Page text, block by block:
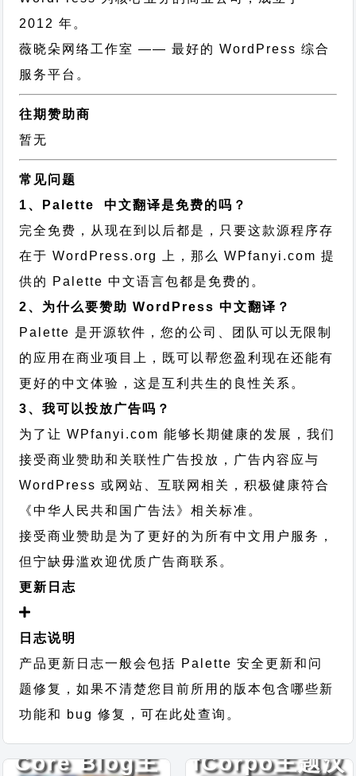
2012 年。
薇晓朵网络工作室 —— 最好的 WordPress 综合
服务平台。
往期赞助商
暂无
常见问题
1、Palette 中文翻译是免费的吗？
完全免费，从现在到以后都是，只要这款源程序存
在于 WordPress.org 上，那么 WPfanyi.com 提
供的 Palette 中文语言包都是免费的。
2、为什么要赞助 WordPress 中文翻译？
Palette 是开源软件，您的公司、团队可以无限制
的应用在商业项目上，既可以帮您盈利现在还能有
更好的中文体验，这是互利共生的良性关系。
3、我可以投放广告吗？
为了让 WPfanyi.com 能够长期健康的发展，我们
接受商业赞助和关联性广告投放，广告内容应与
WordPress 或网站、互联网相关，积极健康符合
《中华人民共和国广告法》相关标准。
接受商业赞助是为了更好的为所有中文用户服务，
但宁缺毋滥欢迎优质广告商联系。
更新日志
日志说明
产品更新日志一般会包括 Palette 安全更新和问
题修复，如果不清楚您目前所用的版本包含哪些新
功能和 bug 修复，可在此处查询。
Core Blog主
fCorpo主题汉